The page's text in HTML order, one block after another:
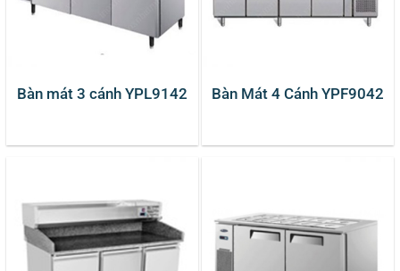
Bàn mát 3 cánh YPL9142 Bàn Mát 4 Cánh YPF9042